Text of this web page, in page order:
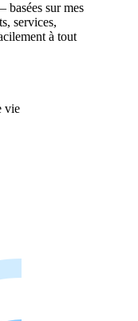
basées sur mes
services,
à tout
vie